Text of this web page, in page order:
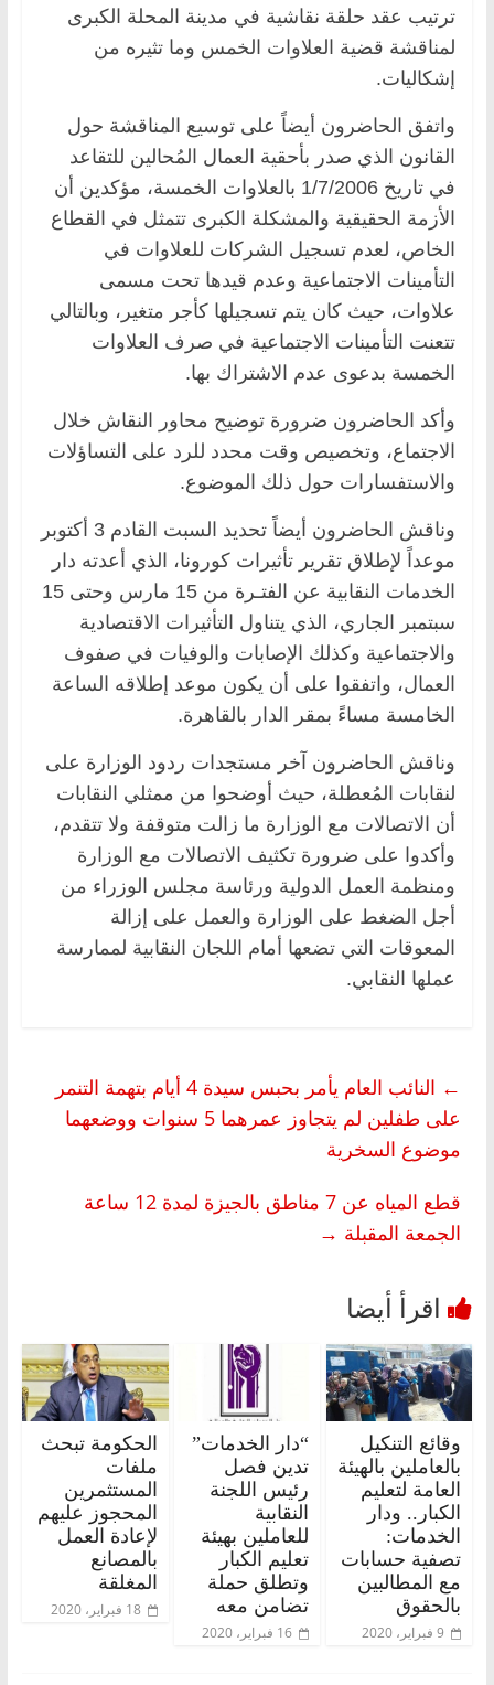
ترتيب عقد حلقة نقاشية في مدينة المحلة الكبرى
لمناقشة قضية العلاوات الخمس وما تثيره من
إشكاليات.
واتفق الحاضرون أيضاً على توسيع المناقشة حول
القانون الذي صدر بأحقية العمال المُحالين للتقاعد
في تاريخ 1/7/2006 بالعلاوات الخمسة، مؤكدين أن
الأزمة الحقيقية والمشكلة الكبرى تتمثل في القطاع
الخاص، لعدم تسجيل الشركات للعلاوات في
التأمينات الاجتماعية وعدم قيدها تحت مسمى
علاوات، حيث كان يتم تسجيلها كأجر متغير، وبالتالي
تتعنت التأمينات الاجتماعية في صرف العلاوات
الخمسة بدعوى عدم الاشتراك بها.
وأكد الحاضرون ضرورة توضيح محاور النقاش خلال
الاجتماع، وتخصيص وقت محدد للرد على التساؤلات
والاستفسارات حول ذلك الموضوع.
وناقش الحاضرون أيضاً تحديد السبت القادم 3 أكتوبر
موعداً لإطلاق تقرير تأثيرات كورونا، الذي أعدته دار
الخدمات النقابية عن الفتـرة من 15 مارس وحتى 15
سبتمبر الجاري، الذي يتناول التأثيرات الاقتصادية
والاجتماعية وكذلك الإصابات والوفيات في صفوف
العمال، واتفقوا على أن يكون موعد إطلاقه الساعة
الخامسة مساءً بمقر الدار بالقاهرة.
وناقش الحاضرون آخر مستجدات ردود الوزارة على
لنقابات المُعطلة، حيث أوضحوا من ممثلي النقابات
أن الاتصالات مع الوزارة ما زالت متوقفة ولا تتقدم،
وأكدوا على ضرورة تكثيف الاتصالات مع الوزارة
ومنظمة العمل الدولية ورئاسة مجلس الوزراء من
أجل الضغط على الوزارة والعمل على إزالة
المعوقات التي تضعها أمام اللجان النقابية لممارسة
عملها النقابي.
←
النائب العام يأمر بحبس سيدة 4 أيام بتهمة التنمر
على طفلين لم يتجاوز عمرهما 5 سنوات ووضعهما
موضوع السخرية
قطع المياه عن 7 مناطق بالجيزة لمدة 12 ساعة
الجمعة المقبلة →
وقائع التنكيل
بالعاملين بالهيئة
العامة لتعليم
الكبار.. ودار
الخدمات:
تصفية حسابات
مع المطالبين
بالحقوق
9 فبراير، 2020
“دار الخدمات”
تدين فصل
رئيس اللجنة
النقابية
للعاملين بهيئة
تعليم الكبار
وتطلق حملة
تضامن معه
16 فبراير، 2020
الحكومة تبحث
ملفات
المستثمرين
المحجوز عليهم
لإعادة العمل
بالمصانع
المغلقة
18 فبراير، 2020